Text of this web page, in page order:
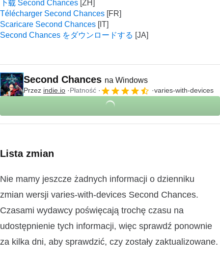
下载 Second Chances
Télécharger Second Chances
Scaricare Second Chances
Second Chances をダウンロードする
Second Chances na Windows
Przez indie.io Płatność varies-with-devices
Lista zmian
Nie mamy jeszcze żadnych informacji o dzienniku
zmian wersji varies-with-devices Second Chances.
Czasami wydawcy poświęcają trochę czasu na
udostępnienie tych informacji, więc sprawdź ponownie
za kilka dni, aby sprawdzić, czy zostały zaktualizowane.